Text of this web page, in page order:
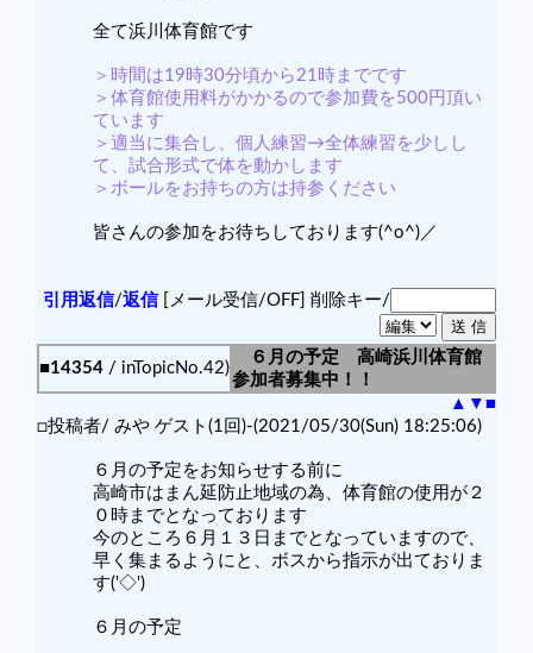
全て浜川体育館です
＞時間は19時30分頃から21時までです
＞体育館使用料がかかるので参加費を500円頂い
ています
＞適当に集合し、個人練習→全体練習を少しし
て、試合形式で体を動かします
＞ボールをお持ちの方は持参ください
皆さんの参加をお待ちしております(^o^)／
引用返信/返信[メール受信/OFF] 削除キー/
■14354 / inTopicNo.42)
６月の予定 高崎浜川体育館
参加者募集中！！
▲ ▼ ■
□投稿者/ みや ゲスト(1回)-(2021/05/30(Sun) 18:25:06)
６月の予定をお知らせする前に
高崎市はまん延防止地域の為、体育館の使用が２
０時までとなっております
今のところ６月１３日までとなっていますので、
早く集まるようにと、ボスから指示が出ておりま
す('◇')ゞ
６月の予定